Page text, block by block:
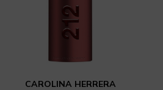
CAROLINA HERRERA